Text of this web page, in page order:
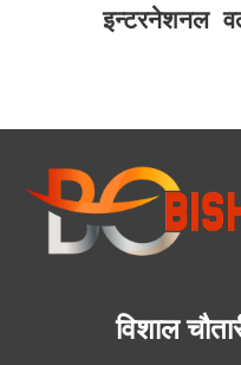
इन्टरनेशनल
विशाल